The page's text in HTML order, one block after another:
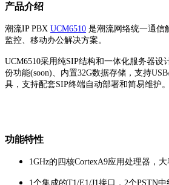
产品介绍
潮流IP PBX UCM6510 是潮流网络统一通信
监控、移动办公解决方案。
UCM6510采用纯SIP结构和一体化服务器
份功能(soon)、内置32G数据存储，支持
具，支持配套SIP终端自动部署和简易维护。
功能特性
1GHz的四核CortexA9应用处理器，
1个集成的T1/E1/J1接口，2个